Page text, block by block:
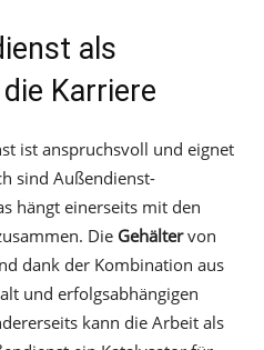
als
Karriere
ist anspruchsvoll und eignet
sind Außendienst-
hängt einerseits mit den
Die Gehältervon
dank der Kombination aus
und erfolgsabhängigen
kann die Arbeit als